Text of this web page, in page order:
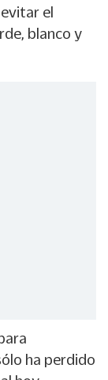
el
blanco y
ha perdido